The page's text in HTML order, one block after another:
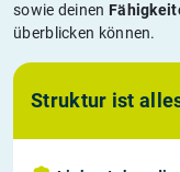
sowie deinen
überblicken können.
Struktur ist